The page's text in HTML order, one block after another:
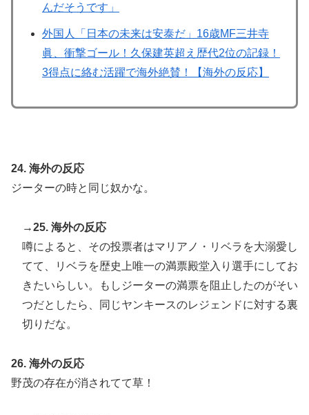
んだそうです」
外国人「日本の未来は安泰だ」16歳MF三井寺
眞、衝撃ゴール！久保建英超え歴代2位の記録！
3得点に絡む活躍で海外絶賛！【海外の反応】
24. 海外の反応
ジーターの時と同じ奴かな。
→25. 海外の反応
噂によると、その投票者はマリアノ・リベラを大溺愛し
てて、リベラを歴史上唯一の満票殿堂入り選手にしてお
きたいらしい。もしジーターの満票を阻止したのがそい
つだとしたら、同じヤンキースのレジェンドに対する裏
切りだな。
26. 海外の反応
野茂の存在が消されてて草！